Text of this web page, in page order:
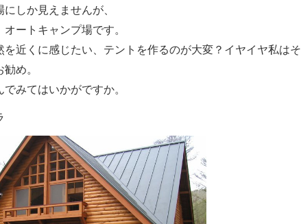
しか見えませんが、
ートキャンプ場です。
を近くに感じたい、テントを作るのが大変？イヤイヤ私はそ
め。
みてはいかがですか。